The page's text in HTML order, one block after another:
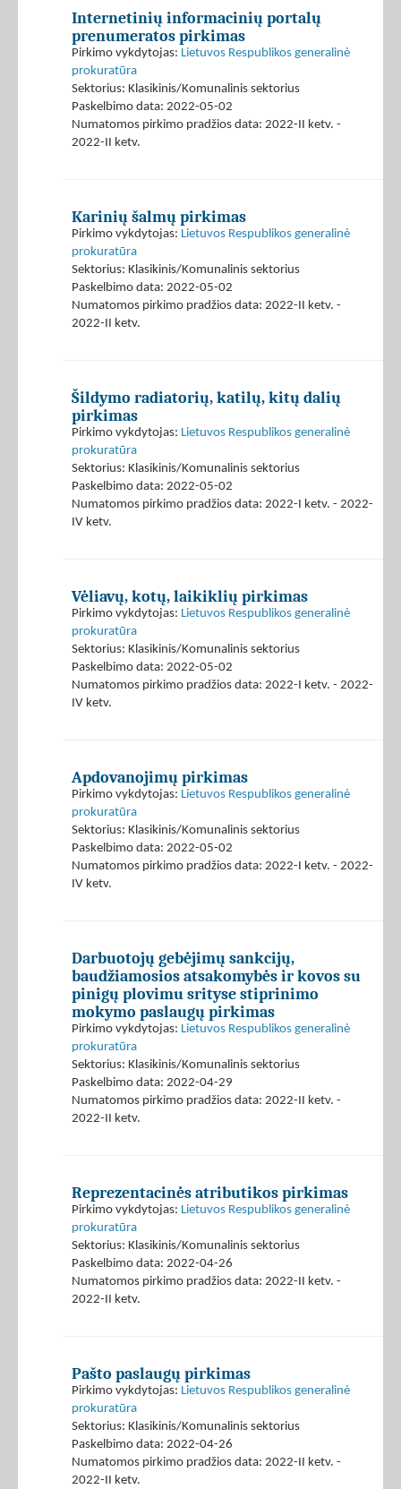
Internetinių informacinių portalų
prenumeratos pirkimas
Pirkimo vykdytojas: Lietuvos Respublikos generalinė
prokuratūra
Sektorius: Klasikinis/Komunalinis sektorius
Paskelbimo data: 2022-05-02
Numatomos pirkimo pradžios data: 2022-II ketv. -
2022-II ketv.
Karinių šalmų pirkimas
Pirkimo vykdytojas: Lietuvos Respublikos generalinė
prokuratūra
Sektorius: Klasikinis/Komunalinis sektorius
Paskelbimo data: 2022-05-02
Numatomos pirkimo pradžios data: 2022-II ketv. -
2022-II ketv.
Šildymo radiatorių, katilų, kitų dalių
pirkimas
Pirkimo vykdytojas: Lietuvos Respublikos generalinė
prokuratūra
Sektorius: Klasikinis/Komunalinis sektorius
Paskelbimo data: 2022-05-02
Numatomos pirkimo pradžios data: 2022-I ketv. - 2022-
IV ketv.
Vėliavų, kotų, laikiklių pirkimas
Pirkimo vykdytojas: Lietuvos Respublikos generalinė
prokuratūra
Sektorius: Klasikinis/Komunalinis sektorius
Paskelbimo data: 2022-05-02
Numatomos pirkimo pradžios data: 2022-I ketv. - 2022-
IV ketv.
Apdovanojimų pirkimas
Pirkimo vykdytojas: Lietuvos Respublikos generalinė
prokuratūra
Sektorius: Klasikinis/Komunalinis sektorius
Paskelbimo data: 2022-05-02
Numatomos pirkimo pradžios data: 2022-I ketv. - 2022-
IV ketv.
Darbuotojų gebėjimų sankcijų,
baudžiamosios atsakomybės ir kovos su
pinigų plovimu srityse stiprinimo
mokymo paslaugų pirkimas
Pirkimo vykdytojas: Lietuvos Respublikos generalinė
prokuratūra
Sektorius: Klasikinis/Komunalinis sektorius
Paskelbimo data: 2022-04-29
Numatomos pirkimo pradžios data: 2022-II ketv. -
2022-II ketv.
Reprezentacinės atributikos pirkimas
Pirkimo vykdytojas: Lietuvos Respublikos generalinė
prokuratūra
Sektorius: Klasikinis/Komunalinis sektorius
Paskelbimo data: 2022-04-26
Numatomos pirkimo pradžios data: 2022-II ketv. -
2022-II ketv.
Pašto paslaugų pirkimas
Pirkimo vykdytojas: Lietuvos Respublikos generalinė
prokuratūra
Sektorius: Klasikinis/Komunalinis sektorius
Paskelbimo data: 2022-04-26
Numatomos pirkimo pradžios data: 2022-II ketv. -
2022-II ketv.